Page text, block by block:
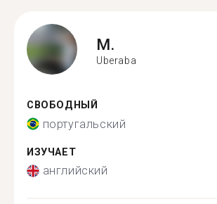
M.
Uberaba
СВОБОДНЫЙ
португальский
ИЗУЧАЕТ
английский